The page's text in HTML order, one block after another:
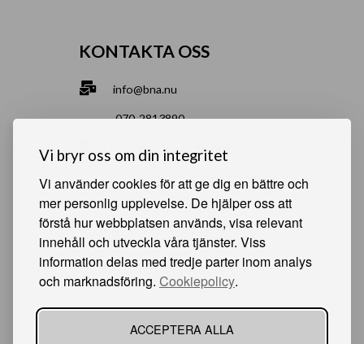
Vi bryr oss om din integritet
Vi använder cookies för att ge dig en bättre och
mer personlig upplevelse. De hjälper oss att
förstå hur webbplatsen används, visa relevant
innehåll och utveckla våra tjänster. Viss
information delas med tredje parter inom analys
och marknadsföring. Cookiepolicy.
ACCEPTERA ALLA
KONTAKTA OSS
info@bna.nu
070-2813890
Norrgårdsgatan 9a, 686 35 Sunne
Bjälverud 540, 68693 Sunne
HJÄLPSAMMA SIDOR
Något du vill sälja?
Att köpa från oss
Om oss
Våra auktioner